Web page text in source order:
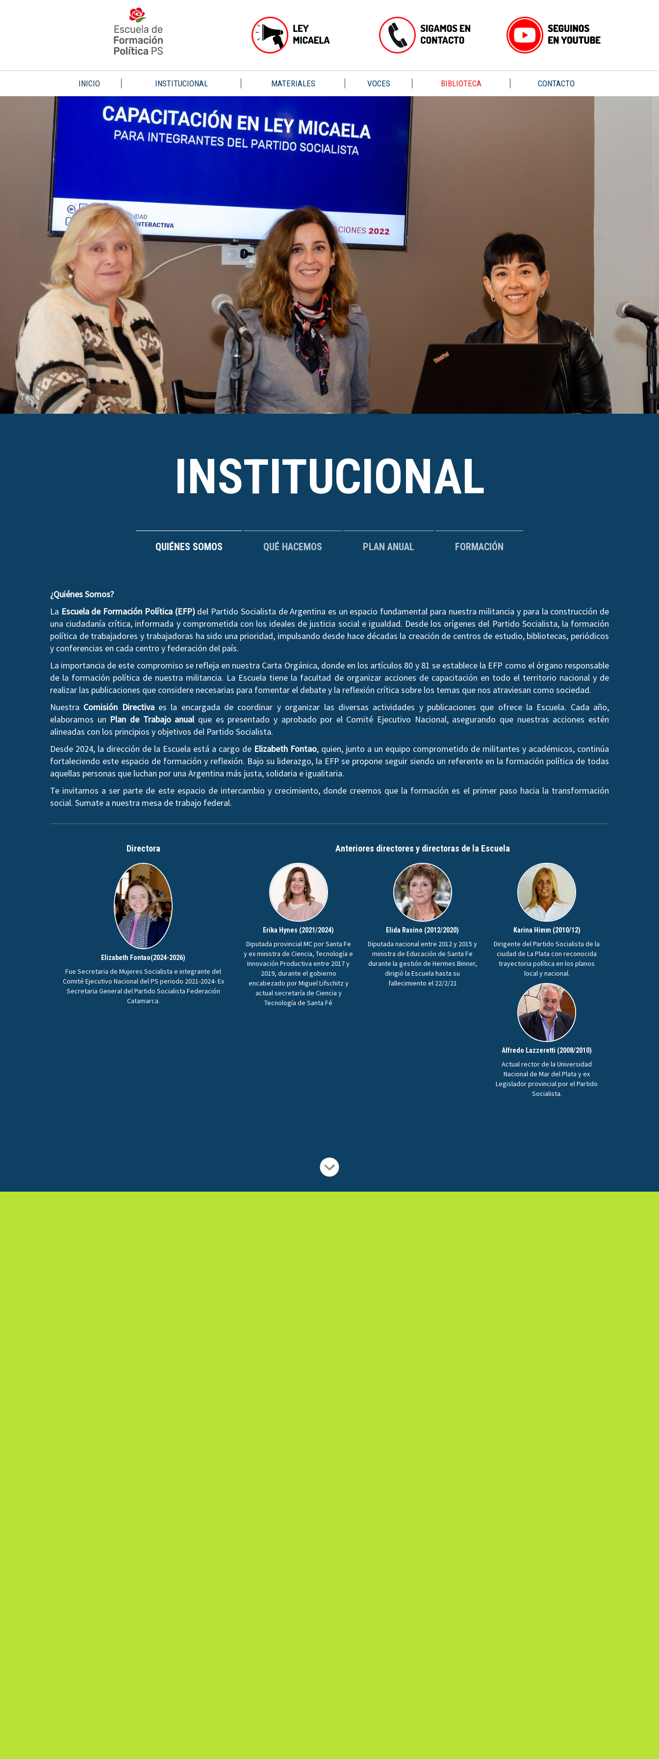
INICIO INSTITUCIONAL MATERIALES VOCES BIBLIOTECA CONTACTO
INSTITUCIONAL
QUIÉNES SOMOS QUÉ HACEMOS PLAN ANUAL FORMACIÓN
¿Quiénes Somos?
La Escuela de Formación Política (EFP)del Partido Socialista de Argentina es un espacio fundamental para nuestra militancia y para la construcción de
una ciudadanía crítica, informada y comprometida con los ideales de justicia social e igualdad. Desde los orígenes del Partido Socialista, la formación
política de trabajadores y trabajadoras ha sido una prioridad, impulsando desde hace décadas la creación de centros de estudio, bibliotecas, periódicos
y conferencias en cada centro y federación del país.
La importancia de este compromiso se refleja en nuestra Carta Orgánica, donde en los artículos 80 y 81 se establece la EFP como el órgano responsable
de la formación política de nuestra militancia. La Escuela tiene la facultad de organizar acciones de capacitación en todo el territorio nacional y de
realizar las publicaciones que considere necesarias para fomentar el debate y la reflexión crítica sobre los temas que nos atraviesan como sociedad.
Nuestra Comisión Directivaes la encargada de coordinar y organizar las diversas actividades y publicaciones que ofrece la Escuela. Cada año,
elaboramos un Plan de Trabajo anualque es presentado y aprobado por el Comité Ejecutivo Nacional, asegurando que nuestras acciones estén
alineadas con los principios y objetivos del Partido Socialista.
Desde 2024, la dirección de la Escuela está a cargo de Elizabeth Fontao, quien, junto a un equipo comprometido de militantes y académicos, continúa
fortaleciendo este espacio de formación y reflexión. Bajo su liderazgo, la EFP se propone seguir siendo un referente en la formación política de todas
aquellas personas que luchan por una Argentina más justa, solidaria e igualitaria.
Te invitamos a ser parte de este espacio de intercambio y crecimiento, donde creemos que la formación es el primer paso hacia la transformación
social. Sumate a nuestra mesa de trabajo federal.
Directora
Elizabeth Fontao(2024-2026)
Fue Secretaria de Mujeres Socialista e integrante del
Comité Ejecutivo Nacional del PS periodo 2021-2024- Ex
Secretaria General del Partido Socialista Federación
Catamarca.
Anteriores directores y directoras de la Escuela
Erika Hynes (2021/2024)
Diputada provincial MC por Santa Fe
y ex ministra de Ciencia, Tecnología e
Innovación Productiva entre 2017 y
2019, durante el gobierno
encabezado por Miguel Lifschitz y
actual secretaría de Ciencia y
Tecnología de Santa Fé
Elida Rasino (2012/2020)
Diputada nacional entre 2012 y 2015 y
ministra de Educación de Santa Fe
durante la gestión de Hermes Binner,
dirigió la Escuela hasta su
fallecimiento el 22/2/21
Karina Himm (2010/12)
Dirigente del Partido Socialista de la
ciudad de La Plata con reconocida
trayectoria política en los planos
local y nacional.
Alfredo Lazzeretti (2008/2010)
Actual rector de la Universidad
Nacional de Mar del Plata y ex
Legislador provincial por el Partido
Socialista.